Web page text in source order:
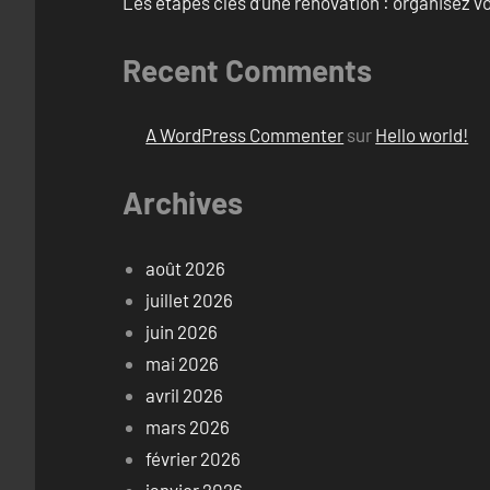
Recent Comments
A WordPress Commenter sur Hello world!
Archives
août 2026
juillet 2026
juin 2026
mai 2026
avril 2026
mars 2026
février 2026